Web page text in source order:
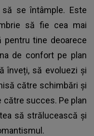
se întâmple. Este
să fie cea mai
tine deoarece
de confort pe plan
înveți, să evoluezi și
către schimbări și
succes. Pe plan
să strălucească și